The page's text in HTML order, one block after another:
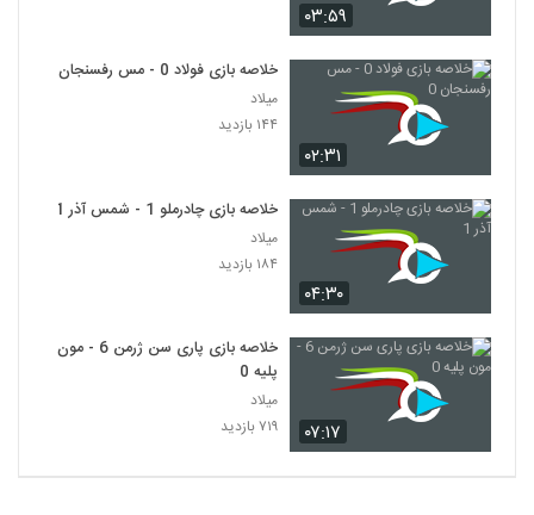
۰۳:۵۹
۰۲:۳۱
خلاصه بازی فولاد 0 - مس رفسنجان 0
میلاد
۱۴۴ بازدید
۰۴:۳۰
خلاصه بازی چادرملو 1 - شمس آذر 1
میلاد
۱۸۴ بازدید
۰۷:۱۷
خلاصه بازی پاری سن ژرمن 6 - مون
پلیه 0
میلاد
۷۱۹ بازدید